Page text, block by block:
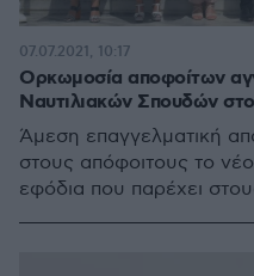
Ορκωμοσία αποφοίτων
Ναυτιλιακών Σπουδών
Άμεση επαγγελματική
στους απόφοιτους το
εφόδια που παρέχει
07.07.2021, 10:17